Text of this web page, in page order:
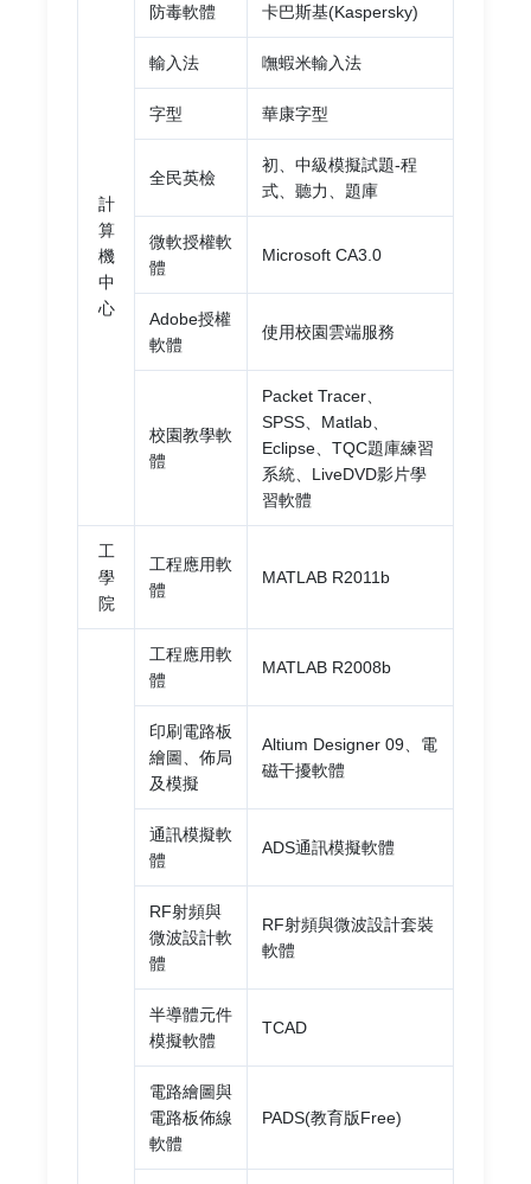
計
算
機
中
心
防毒軟體 卡巴斯基(Kaspersky)
輸入法 嘸蝦米輸入法
字型 華康字型
全民英檢
初、中級模擬試題-程
式、聽力、題庫
微軟授權軟
體
Microsoft CA3.0
Adobe授權
軟體
使用校園雲端服務
校園教學軟
體
Packet Tracer、
SPSS、Matlab、
Eclipse、TQC題庫練習
系統、LiveDVD影片學
習軟體
工
學
院
工程應用軟
體
MATLAB R2011b
工程應用軟
體
MATLAB R2008b
印刷電路板
繪圖、佈局
及模擬
Altium Designer 09、電
磁干擾軟體
通訊模擬軟
體
ADS通訊模擬軟體
RF射頻與
微波設計軟
體
RF射頻與微波設計套裝
軟體
半導體元件
模擬軟體
TCAD
電路繪圖與
電路板佈線
軟體
PADS(教育版Free)